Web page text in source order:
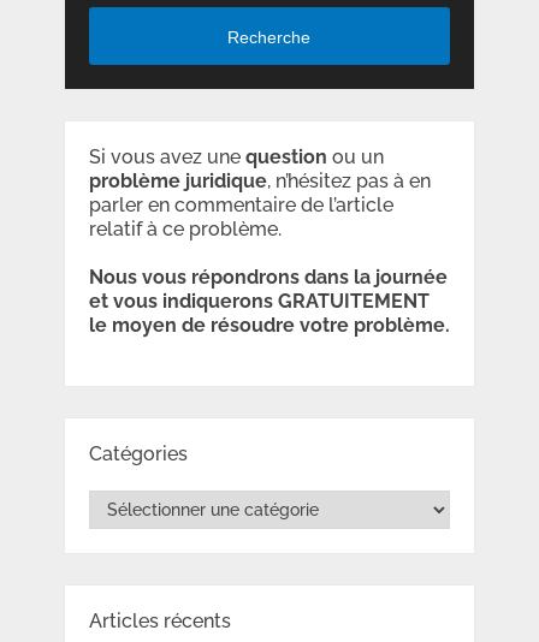
Recherche
Si vous avez une question ou un
problème juridique, n’hésitez pas à en
parler en commentaire de l’article
relatif à ce problème.
Nous vous répondrons dans la journée
et vous indiquerons GRATUITEMENT
le moyen de résoudre votre problème.
Catégories
Catégories
Articles récents